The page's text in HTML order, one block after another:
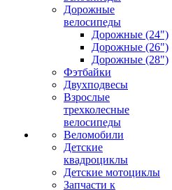
Дорожные
велосипеды
Дорожные (24")
Дорожные (26")
Дорожные (28")
Фэтбайки
Двухподвесы
Взрослые
трехколесные
велосипеды
Веломобили
Детские
квадроциклы
Детские мотоциклы
Запчасти к